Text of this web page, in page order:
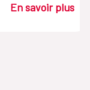
En savoir plus
hasta su
el carrusel hasta su
el carrusel